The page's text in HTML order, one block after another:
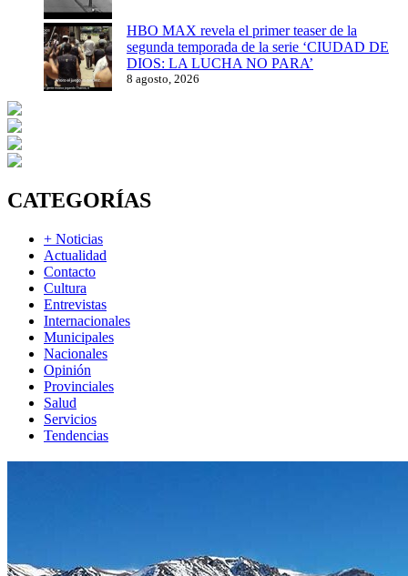
HBO MAX revela el primer teaser de la
segunda temporada de la serie ‘CIUDAD DE
DIOS: LA LUCHA NO PARA’
8 agosto, 2026
CATEGORÍAS
+ Noticias
Actualidad
Contacto
Cultura
Entrevistas
Internacionales
Municipales
Nacionales
Opinión
Provinciales
Salud
Servicios
Tendencias